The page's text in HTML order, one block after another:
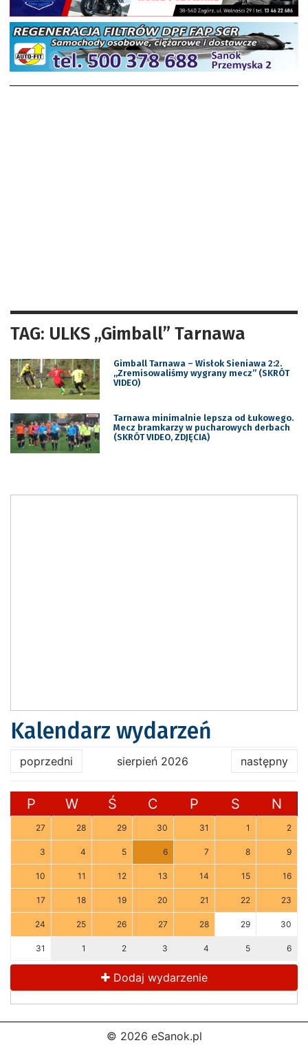
TAG: ULKS „Gimball” Tarnawa
Gimball Tarnawa – Wisłok Sieniawa 2:2.
„Zremisowaliśmy wygrany mecz” (SKRÓT
VIDEO)
Tarnawa minimalnie lepsza od Łukowego.
Mecz bramkarzy w pucharowych derbach
(SKRÓT VIDEO, ZDJĘCIA)
Kalendarz wydarzeń
poprzedni sierpień 2026 następny
P W Ś C P S N
27 28 29 30 31 1 2
3 4 5 6 7 8 9
10 11 12 13 14 15 16
17 18 19 20 21 22 23
24 25 26 27 28 29 30
31 1 2 3 4 5 6
Dodaj wydarzenie
© 2026 eSanok.pl